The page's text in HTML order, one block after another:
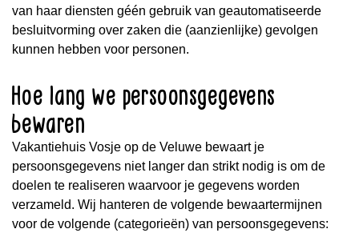
van haar diensten géén gebruik van geautomatiseerde
besluitvorming over zaken die (aanzienlijke) gevolgen
kunnen hebben voor personen.
Hoe lang we persoonsgegevens
bewaren
Vakantiehuis Vosje op de Veluwe bewaart je
persoonsgegevens niet langer dan strikt nodig is om de
doelen te realiseren waarvoor je gegevens worden
verzameld. Wij hanteren de volgende bewaartermijnen
voor de volgende (categorieën) van persoonsgegevens: